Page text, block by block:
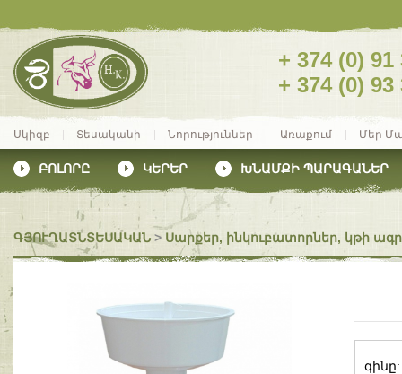
+ 374 (0) 91
+ 374 (0) 93
Սկիզբ Տեսականի Նորություններ Առաքում Մեր
ԲՈԼՈՐԸ ԿԵՐԵՐ ԽՆԱՄՔԻ ՊԱՐԱԳԱՆԵՐ
ԳՅՈՒՂԱՏՆՏԵՍԱԿԱՆ > Սարքեր, ինկուբատորներ, կթի
գինը: